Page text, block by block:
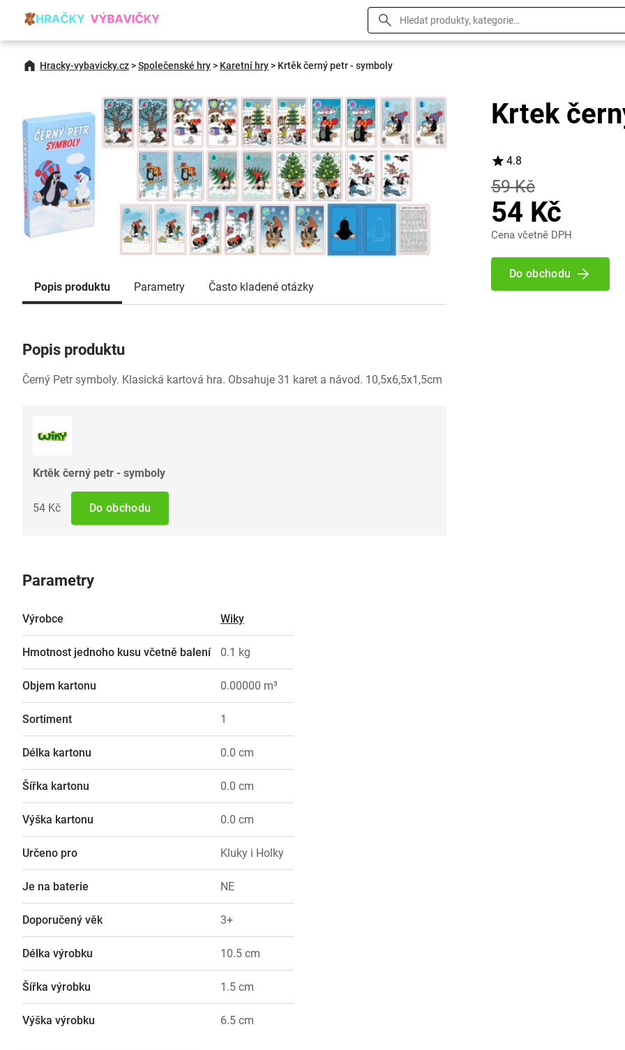
Hracky-vybavicky.cz>Společenské hry> Karetní hry> Krtěk černý petr - symboly
Popis produktu Parametry Často kladené otázky
Popis produktu
Černý Petr symboly. Klasická kartová hra. Obsahuje 31 karet a návod. 10,5x6,5x1,5cm
Krtěk černý petr - symboly
54 Kč Do obchodu
Parametry
Výrobce Wiky
Hmotnost jednoho kusu včetně balení 0.1 kg
Objem kartonu 0.00000 m³
Sortiment 1
Délka kartonu 0.0 cm
Šířka kartonu 0.0 cm
Výška kartonu 0.0 cm
Určeno pro Kluky i Holky
Je na baterie NE
Doporučený věk 3+
Délka výrobku 10.5 cm
Šířka výrobku 1.5 cm
Výška výrobku 6.5 cm
Krtek
4.8
59 Kč
54 Kč
Cena včetně DPH
Do obchodu